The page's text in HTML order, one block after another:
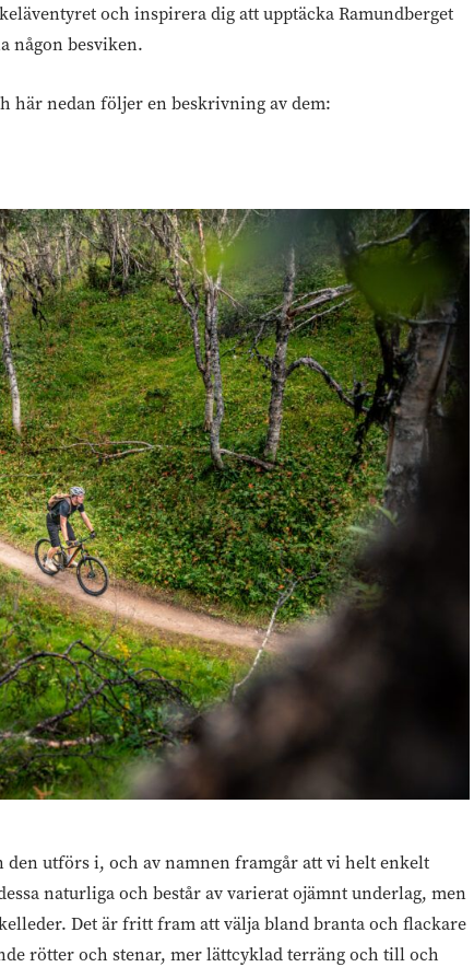
och inspirera dig att upptäcka Ramundberget
någon besviken.
här nedan följer en beskrivning av dem:
utförs i, och av namnen framgår att vi helt enkelt
naturliga och består av varierat ojämnt underlag, men
Det är fritt fram att välja bland branta och flackare
rötter och stenar, mer lättcyklad terräng och till och